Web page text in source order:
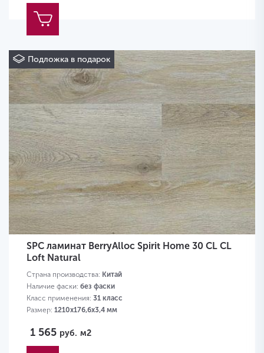
Подложка в подарок
SPC ламинат BerryAlloc Spirit Home 30 CL CL
Loft Natural
Страна производства: Китай
Наличие фаски: без фаски
Класс применения: 31 класс
Размер: 1210х176,6х3,4 мм
1 565 руб. м2